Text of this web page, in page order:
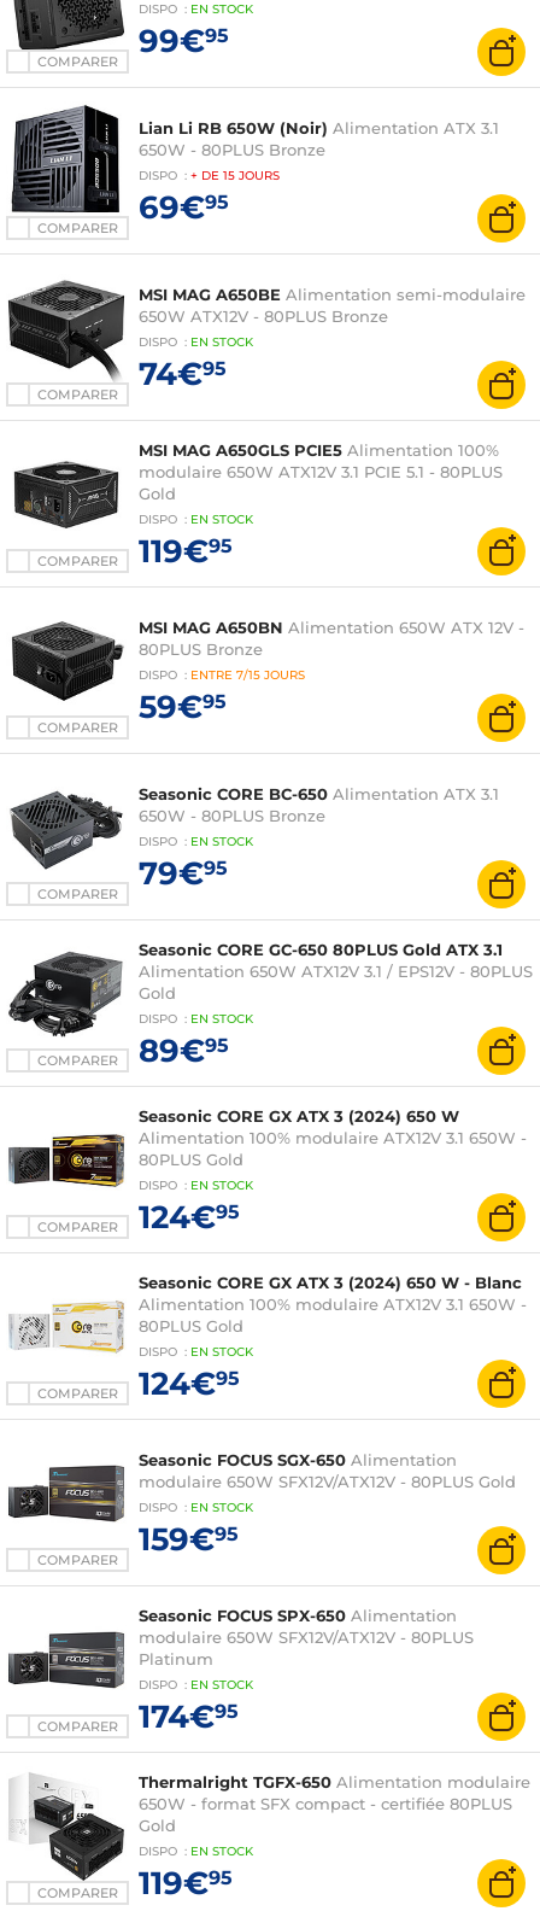
COMPARER
DISPO : EN STOCK
99€95
COMPARER
Lian Li RB 650W (Noir) Alimentation ATX 3.1
650W - 80PLUS Bronze
DISPO : + DE 15 JOURS
69€95
COMPARER
MSI MAG A650BE Alimentation semi-modulaire
650W ATX12V - 80PLUS Bronze
DISPO : EN STOCK
74€95
COMPARER
MSI MAG A650GLS PCIE5 Alimentation 100%
modulaire 650W ATX12V 3.1 PCIE 5.1 - 80PLUS
Gold
DISPO : EN STOCK
119€95
COMPARER
MSI MAG A650BN Alimentation 650W ATX 12V -
80PLUS Bronze
DISPO : ENTRE 7/15 JOURS
59€95
COMPARER
Seasonic CORE BC-650 Alimentation ATX 3.1
650W - 80PLUS Bronze
DISPO : EN STOCK
79€95
COMPARER
Seasonic CORE GC-650 80PLUS Gold ATX 3.1
Alimentation 650W ATX12V 3.1 / EPS12V - 80PLUS
Gold
DISPO : EN STOCK
89€95
COMPARER
Seasonic CORE GX ATX 3 (2024) 650 W
Alimentation 100% modulaire ATX12V 3.1 650W -
80PLUS Gold
DISPO : EN STOCK
124€95
COMPARER
Seasonic CORE GX ATX 3 (2024) 650 W - Blanc
Alimentation 100% modulaire ATX12V 3.1 650W -
80PLUS Gold
DISPO : EN STOCK
124€95
COMPARER
Seasonic FOCUS SGX-650 Alimentation
modulaire 650W SFX12V/ATX12V - 80PLUS Gold
DISPO : EN STOCK
159€95
COMPARER
Seasonic FOCUS SPX-650 Alimentation
modulaire 650W SFX12V/ATX12V - 80PLUS
Platinum
DISPO : EN STOCK
174€95
COMPARER
Thermalright TGFX-650 Alimentation modulaire
650W - format SFX compact - certifiée 80PLUS
Gold
DISPO : EN STOCK
119€95